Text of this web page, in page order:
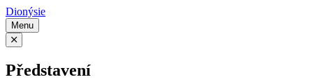
Dionýsie
Menu
Představení